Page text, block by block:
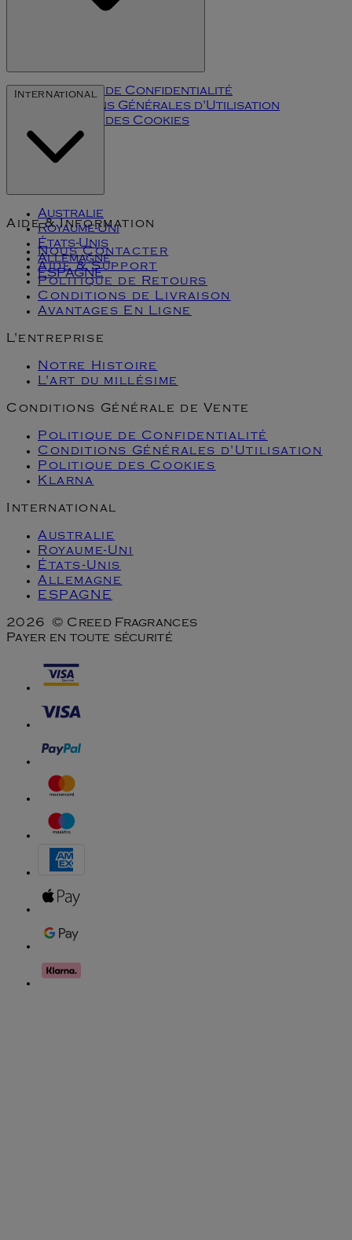
Politique de Confidentialité
Conditions Générales d'Utilisation
Politique des Cookies
Klarna
International
Australie
Royaume-Uni
États-Unis
Allemagne
ESPAGNE
Aide & Information
Nous Contacter
Aide & Support
Politique de Retours
Conditions de Livraison
Avantages En Ligne
L'entreprise
Notre Histoire
L'art du millésime
Conditions Générale de Vente
Politique de Confidentialité
Conditions Générales d'Utilisation
Politique des Cookies
Klarna
International
Australie
Royaume-Uni
États-Unis
Allemagne
ESPAGNE
2026 © Creed Fragrances
Payer en toute sécurité